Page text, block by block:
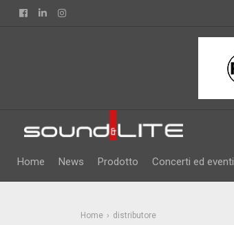
FacebookLinkedin
Home News Prodotto Concerti ed eventi
Home distributore